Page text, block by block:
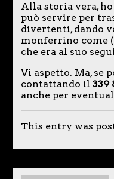
Alla storia vera,
può servire per
divertenti, dando
monferrino come
che era al suo
Vi aspetto. Ma, se
contattando il 339
anche per
This entry was